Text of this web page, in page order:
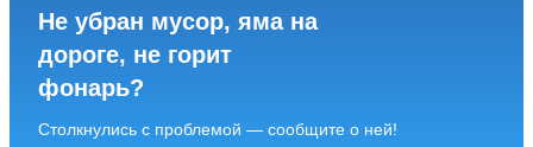
Не убран мусор, яма на
дороге, не горит
фонарь?
Столкнулись с проблемой — сообщите о ней!